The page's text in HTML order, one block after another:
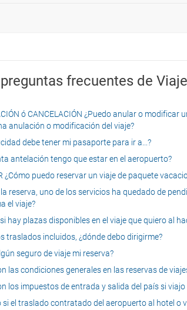
frecuentes de
ó CANCELACIÓN ¿Puedo anular o modificar
anulación o modificación del viaje?
debe tener mi pasaporte para ir a...?
antelación tengo que estar en el aeropuerto?
¿Cómo puedo reservar un viaje de paquete
reserva, uno de los servicios ha quedado de
el viaje?
hay plazas disponibles en el viaje que quiero al
traslados incluidos, ¿dónde debo dirigirme?
seguro de viaje mi reserva?
las condiciones generales en las reservas de
los impuestos de entrada y salida del país si viajo
si el traslado contratado del aeropuerto al hotel o